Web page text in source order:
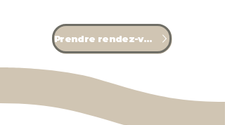
Prendre rendez-vous